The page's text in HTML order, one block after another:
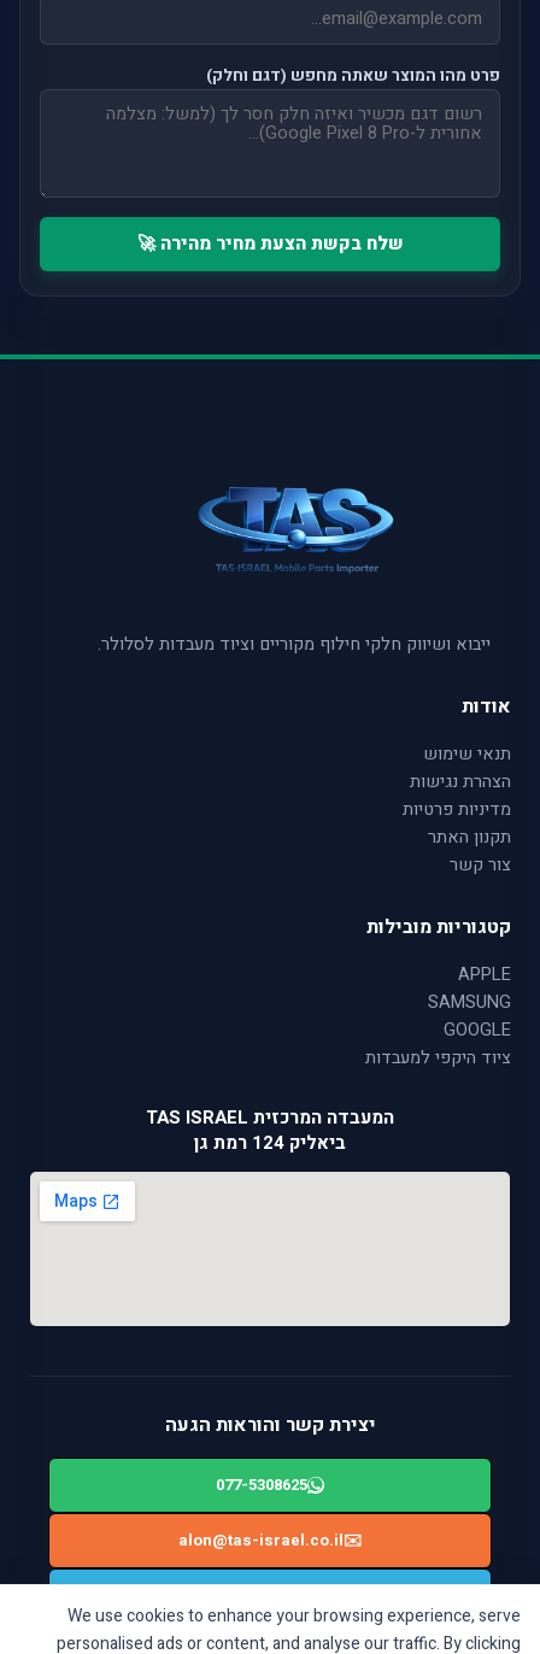
We use cookies to enhance your browsing experience, serve
personalised ads or content, and analyse our traffic. By clicking
פרט מהו המוצר שאתה מחפש (דגם וחלק)
שלח בקשת הצעת מחיר מהירה 🚀
ייבוא ושיווק חלקי חילוף מקוריים וציוד מעבדות לסלולר.
אודות
תנאי שימוש
הצהרת נגישות
מדיניות פרטיות
תקנון האתר
צור קשר
קטגוריות מובילות
APPLE
SAMSUNG
GOOGLE
ציוד היקפי למעבדות
המעבדה המרכזית TAS ISRAEL
ביאליק 124 רמת גן
יצירת קשר והוראות הגעה
077-5308625
✉️
alon@tas-israel.co.il